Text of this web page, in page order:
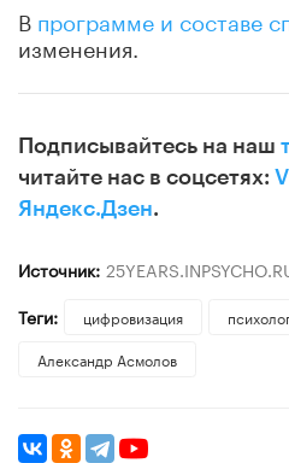
В программе и составе
изменения.
Подписывайтесь на наш
читайте нас в соцсетях:
Яндекс.Дзен.
Источник:
Теги:
цифровизация
Александр Асмолов